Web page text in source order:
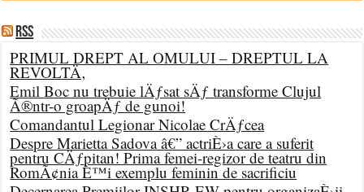
RSS
PRIMUL DREPT AL OMULUI – DREPTUL LA
REVOLTÄ‚
Emil Boc nu trebuie lÄƒsat sÄƒ transforme Clujul
Ã®ntr-o groapÄƒ de gunoi!
Comandantul Legionar Nicolae CrÄƒcea
Despre Marietta Sadova â€” actriÈ›a care a suferit
pentru CÄƒpitan! Prima femei-regizor de teatru din
RomÃ¢nia È™i exemplu feminin de sacrificiu